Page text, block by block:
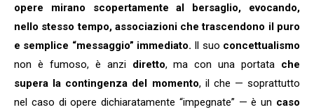
opere mirano scopertamente al bersaglio, evocando,
nello stesso tempo, associazioni che trascendono il puro
e semplice “messaggio” immediato. Il suo concettualismo
non è fumoso, è anzi diretto, ma con una portata che
supera la contingenza del momento, il che — soprattutto
nel caso di opere dichiaratamente “impegnate” — è un caso